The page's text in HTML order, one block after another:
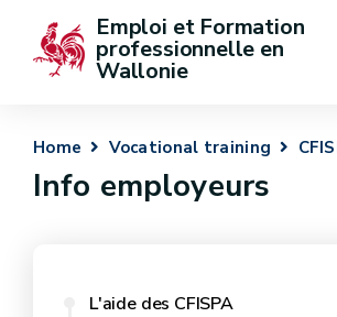
Emploi et Formation
professionnelle en
Wallonie
Home Vocational training
Info employeurs
L'aide des CFISPA